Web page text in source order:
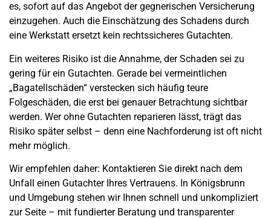
es, sofort auf das Angebot der gegnerischen Versicherung
einzugehen. Auch die Einschätzung des Schadens durch
eine Werkstatt ersetzt kein rechtssicheres Gutachten.
Ein weiteres Risiko ist die Annahme, derSchaden sei zu
gering für ein Gutachten. Gerade bei vermeintlichen
„Bagatellschäden“ verstecken sich häufig teure
Folgeschäden, die erst bei genauer Betrachtung sichtbar
werden. Wer ohne Gutachten reparieren lässt, trägt das
Risiko später selbst – denn eine Nachforderung ist oft nicht
mehr möglich.
Wir empfehlen daher: Kontaktieren Sie direkt nach dem
Unfall einen Gutachter Ihres Vertrauens. In Königsbrunn
und Umgebung stehen wir Ihnen schnell und unkompliziert
zur Seite – mit fundierter Beratung und transparenter